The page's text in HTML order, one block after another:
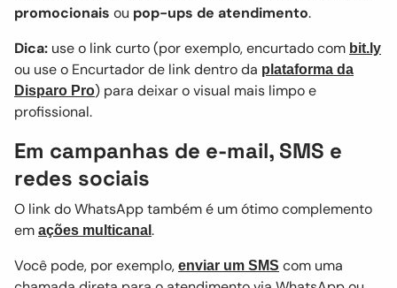
promocionais ou pop-ups de atendimento.
Dica: use o link curto (por exemplo, encurtado com bit.ly
ou use o Encurtador de link dentro da plataforma da
Disparo Pro) para deixar o visual mais limpo e
profissional.
Em campanhas de e-mail, SMS e
redes sociais
O link do WhatsApp também é um ótimo complemento
em ações multicanal .
Você pode, por exemplo, enviar um SMS com uma